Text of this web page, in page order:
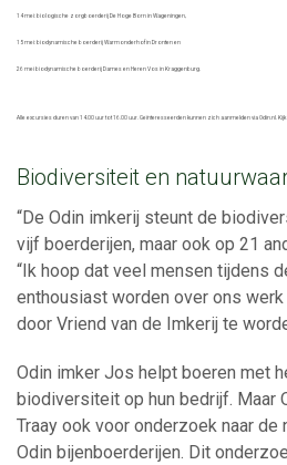
14 mei: biologische zorgboerderij De Hoge Born in Wageningen,
15 mei: biodynamische boerderij Warmonderhof in Dronten en
26 mei biodynamische boerderij Dames en Heren Vos in Kraggenburg.
Alle excursies duren van 14.00 uur tot 16.00 uur. Geïnteresseerden kunnen zich aanmelden via Odin.nl. Kijk
Biodiversiteit en
“De Odin imkerij steunt de
vijf boerderijen, maar ook op 21
“Ik hoop dat veel mensen tijdens
enthousiast worden over ons
door Vriend van de Imkerij te
Odin imker Jos helpt boeren met
biodiversiteit op hun bedrijf. Maar
Traay ook voor onderzoek naar de
Odin bijenboerderijen. Dit